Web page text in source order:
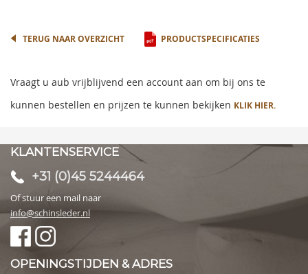
TERUG NAAR OVERZICHT PRODUCTSPECIFICATIES
Vraagt u aub vrijblijvend een account aan om bij ons te
kunnen bestellen en prijzen te kunnen bekijken KLIK HIER.
KLANTENSERVICE
+31 (0)45 5244464
Of stuur een mail naar
info@schinsleder.nl
OPENINGSTIJDEN & ADRES